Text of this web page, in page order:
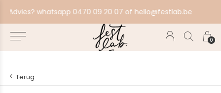
0
Voorkom verrassingen en bestel tijdig.
Terug